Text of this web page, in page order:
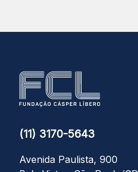
(11) 3170-5643
Avenida Paulista, 900